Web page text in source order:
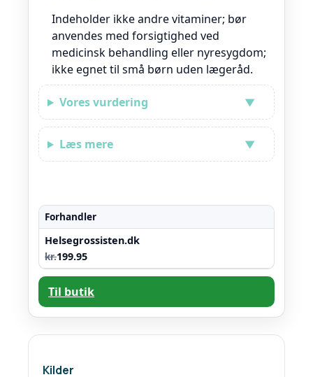
Indeholder ikke andre vitaminer; bør
anvendes med forsigtighed ved
medicinsk behandling eller nyresygdom;
ikke egnet til små børn uden lægeråd.
Læs mere
Vores vurdering
Til butik
Forhandler
Helsegrossisten.dk
kr.199.95
Kilder